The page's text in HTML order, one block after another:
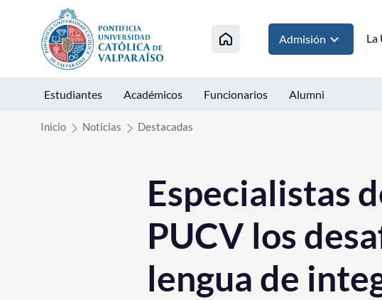
Click acá para ir directamente al contenido
Admisión La
Estudiantes Académicos Funcionarios Alumni
Inicio Noticias Destacadas
Especialistas
PUCV los
lengua de